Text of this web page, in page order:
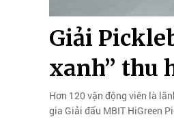
Giải
xanh” thu
Hơn 120 vận động viên là
gia Giải đấu MBIT HiGreen